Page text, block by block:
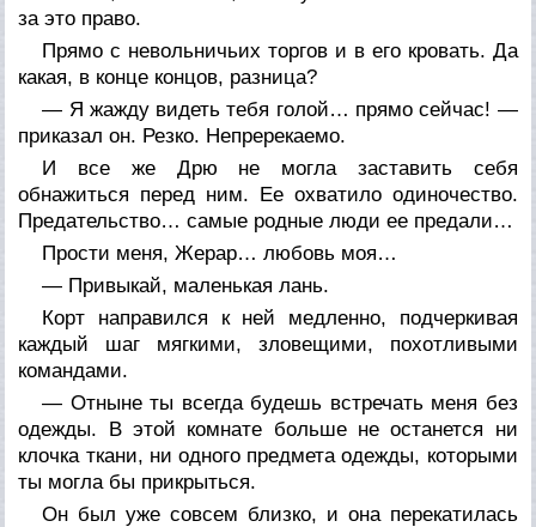
за это право.
Прямо с невольничьих торгов и в его кровать. Да
какая, в конце концов, разница?
— Я жажду видеть тебя голой… прямо сейчас! —
приказал он. Резко. Непререкаемо.
И все же Дрю не могла заставить себя
обнажиться перед ним. Ее охватило одиночество.
Предательство… самые родные люди ее предали…
Прости меня, Жерар… любовь моя…
— Привыкай, маленькая лань.
Корт направился к ней медленно, подчеркивая
каждый шаг мягкими, зловещими, похотливыми
командами.
— Отныне ты всегда будешь встречать меня без
одежды. В этой комнате больше не останется ни
клочка ткани, ни одного предмета одежды, которыми
ты могла бы прикрыться.
Он был уже совсем близко, и она перекатилась